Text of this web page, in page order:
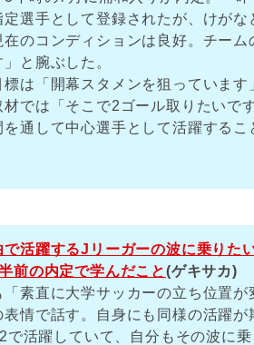
定選手として登録されたが、けがな
在のコンディションは良好。チー
」と腕ぶした。
標は「開幕スタメンを狙っています
材では「そこで2ゴール取りたいで
を通して中心選手として活躍する
で活躍するJリーガーの波に乗りた
前の内定で学んだこと(ゲキサカ)
「素直に大学サッカーの立ち位置が
表情で話す。自身にも同様の活躍
で活躍していて、自分もその波に